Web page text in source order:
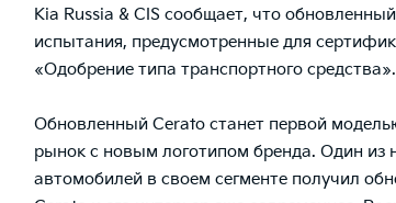
Kia Russia & CIS сообщает, что
испытания, предусмотренные для
«Одобрение типа транспортного средства».
Обновленный Cerato станет первой
рынок с новым логотипом бренда. Один из
автомобилей в своем сегменте получил